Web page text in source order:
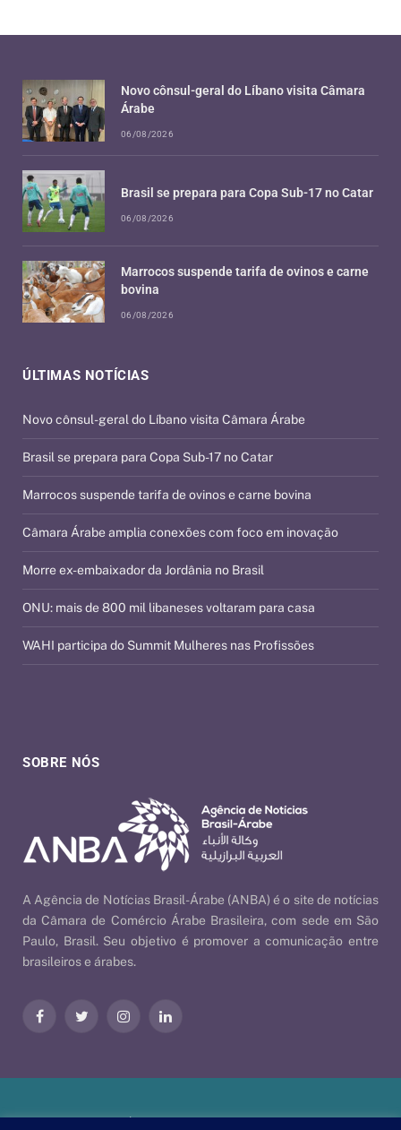
SOBRE NÓS
A Agência de Notícias Brasil-Árabe (ANBA) é o site de notícias
da Câmara de Comércio Árabe Brasileira, com sede em São
Paulo, Brasil. Seu objetivo é promover a comunicação entre
brasileiros e árabes.
FacebookTwitter InstagramLinkedIn
ÚLTIMAS NOTÍCIAS
Novo cônsul-geral do Líbano visita Câmara Árabe
Brasil se prepara para Copa Sub-17 no Catar
Marrocos suspende tarifa de ovinos e carne bovina
Câmara Árabe amplia conexões com foco em inovação
Morre ex-embaixador da Jordânia no Brasil
ONU: mais de 800 mil libaneses voltaram para casa
WAHI participa do Summit Mulheres nas Profissões
Novo cônsul-geral do Líbano visita Câmara
Árabe
06/08/2026
Brasil se prepara para Copa Sub-17 no Catar
06/08/2026
Marrocos suspende tarifa de ovinos e carne
bovina
06/08/2026
Nossas Políticas| © 2026 ANBA - Agência de Notícias Brasil-